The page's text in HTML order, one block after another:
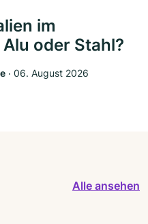
im
oder Stahl?
‧ 06. August 2026
Alle ansehen